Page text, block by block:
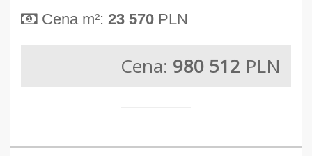
Cena m²: 23 570 PLN
Cena: 980 512 PLN